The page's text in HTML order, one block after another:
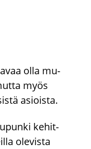
olla mu­
myös
asiois­ta.
ke­hit­
ole­vis­ta